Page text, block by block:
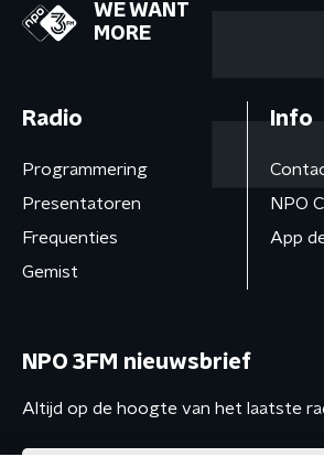
WE WANT
MORE
Radio
Programmering
Presentatoren
Frequenties
Gemist
Info
NPO
App
NPO 3FM nieuwsbrief
Altijd op de hoogte van het laatste